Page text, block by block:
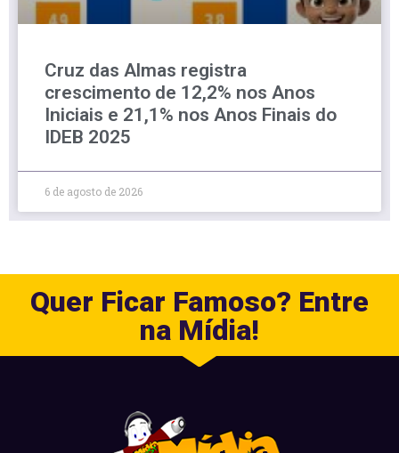
Cruz das Almas registra
crescimento de 12,2% nos Anos
Iniciais e 21,1% nos Anos Finais do
IDEB 2025
6 de agosto de 2026
Quer Ficar Famoso? Entre
na Mídia!